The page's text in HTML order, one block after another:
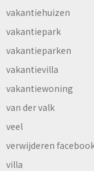
vakantiehuizen
vakantiepark
vakantieparken
vakantievilla
vakantiewoning
van der valk
veel
verwijderen
villa